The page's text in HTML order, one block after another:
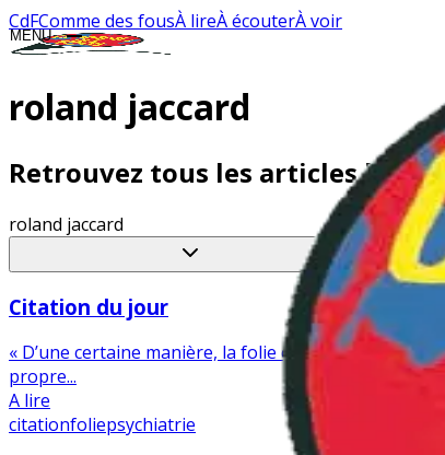
CdFComme des fousÀ lireÀ écouterÀ voir
MENU
CLOSE
roland jaccard
Retrouvez tous les articles liés
roland jaccard
Citation du jour
« D’une certaine manière, la folie est pour chacun
propre...
A lire
citationfoliepsychiatrie